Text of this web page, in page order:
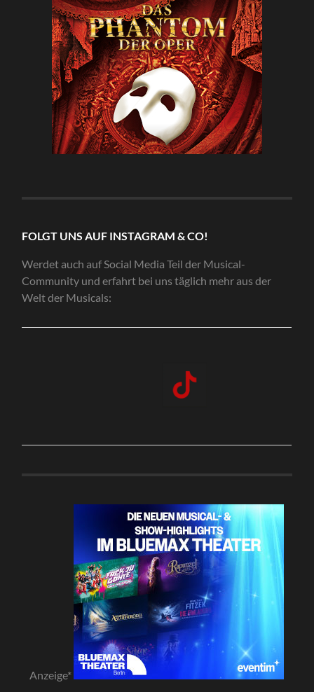
FOLGT UNS AUF INSTAGRAM & CO!
Werdet auch auf Social Media Teil der Musical-
Community und erfahrt bei uns täglich mehr aus der
Welt der Musicals:
Anzeige*